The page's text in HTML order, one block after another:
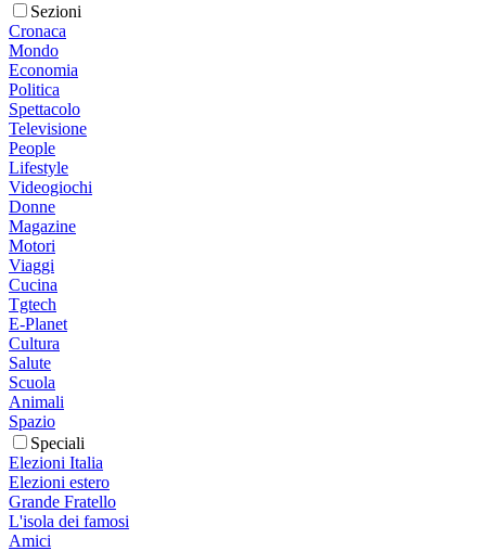
Sezioni
Cronaca
Mondo
Economia
Politica
Spettacolo
Televisione
People
Lifestyle
Videogiochi
Donne
Magazine
Motori
Viaggi
Cucina
Tgtech
E-Planet
Cultura
Salute
Scuola
Animali
Spazio
Speciali
Elezioni Italia
Elezioni estero
Grande Fratello
L'isola dei famosi
Amici